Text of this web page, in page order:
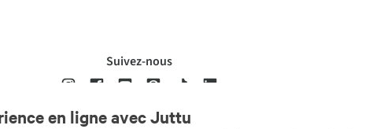
en ligne avec Juttu
Suivez-nous